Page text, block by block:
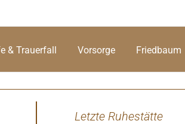
& Trauerfall Vorsorge Friedbaum
Letzte Ruhestätte